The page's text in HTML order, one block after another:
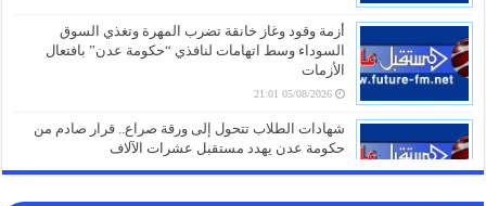
أزمة وقود وغاز خانقة تضرب المهرة وتغذي السوق
السوداء وسط اتهامات لنافذي “حكومة عدن” بافتعال
الأزمات
05/08/2026 21:01
شهادات الطلاب تتحول إلى ورقة صراع.. قرار صادم من
حكومة عدن يهدد مستقبل عشرات الآلاف
05/08/2026 20:31